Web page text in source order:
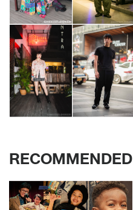
RECOMMENDED